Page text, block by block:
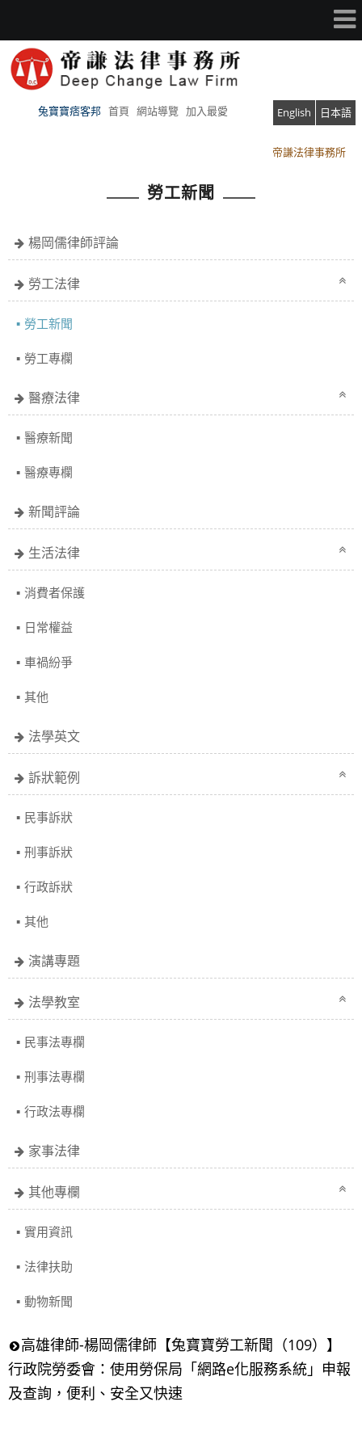
兔寶寶痞客邦 首頁 網站導覽 加入最愛 English 日本語
帝謙法律事務所
勞工新聞
楊岡儒律師評論
勞工法律
勞工新聞
勞工專欄
醫療法律
醫療新聞
醫療專欄
新聞評論
生活法律
消費者保護
日常權益
車禍紛爭
其他
法學英文
訴狀範例
民事訴狀
刑事訴狀
行政訴狀
其他
演講專題
法學教室
民事法專欄
刑事法專欄
行政法專欄
家事法律
其他專欄
實用資訊
法律扶助
動物新聞
高雄律師-楊岡儒律師【兔寶寶勞工新聞（109）】
行政院勞委會：使用勞保局「網路e化服務系統」申報
及查詢，便利、安全又快速